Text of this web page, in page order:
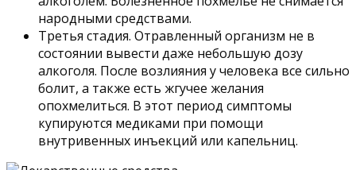
народными средствами.
Третья стадия. Отравленный организм не в
состоянии вывести даже небольшую дозу
алкоголя. После возлияния у человека все сильно
болит, а также есть жгучее желания
опохмелиться. В этот период симптомы
купируются медиками при помощи
внутривенных инъекций или капельниц.